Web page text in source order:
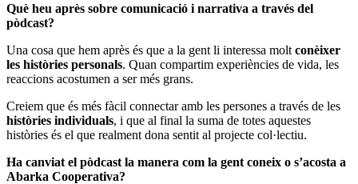
Què heu après sobre comunicació i narrativa a través del
pòdcast?
Una cosa que hem après és que a la gent li interessa molt conèixer
les històries personals. Quan compartim experiències de vida, les
reaccions acostumen a ser més grans.
Creiem que és més fàcil connectar amb les persones a través de les
històries individuals, i que al final la suma de totes aquestes
històries és el que realment dona sentit al projecte col·lectiu.
Ha canviat el pòdcast la manera com la gent coneix o s’acosta a
Abarka Cooperativa?